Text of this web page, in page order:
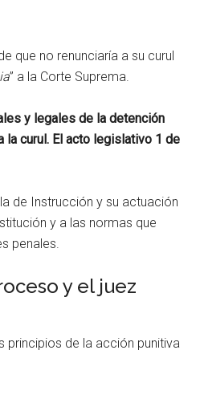
que no renunciaría a su curul
” a la Corte Suprema.
y legales de la detención
la curul. El acto legislativo 1 de
de Instrucción y su actuación
y a las normas que
penales.
y el juez
principios de la acción punitiva